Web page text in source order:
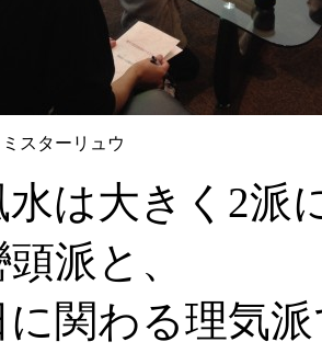
スターリュウ
は大きく2派
派と、
関わる理気